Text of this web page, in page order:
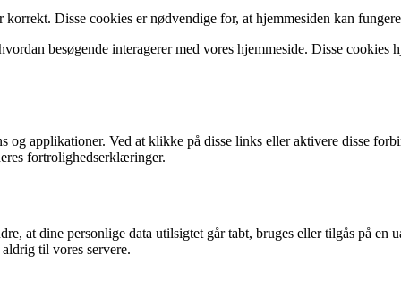
Disse cookies er nødvendige for, at hjemmesiden kan
besøgende interagerer med vores hjemmeside. Disse
og applikationer. Ved at klikke på disse links eller aktivere disse
fortrolighedserklæringer.
at dine personlige data utilsigtet går tabt, bruges eller tilgås på
til vores servere.